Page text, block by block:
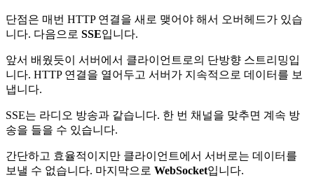
단점은 매번 HTTP 연결을 새로 맺어야 해서 오버헤드가 있습
니다. 다음으로 SSE입니다.
앞서 배웠듯이 서버에서 클라이언트로의 단방향 스트리밍입
니다. HTTP 연결을 열어두고 서버가 지속적으로 데이터를 보
냅니다.
SSE는 라디오 방송과 같습니다. 한 번 채널을 맞추면 계속 방
송을 들을 수 있습니다.
간단하고 효율적이지만 클라이언트에서 서버로는 데이터를
보낼 수 없습니다. 마지막으로 WebSocket입니다.